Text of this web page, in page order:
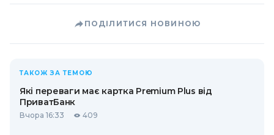
ПОДІЛИТИСЯ НОВИНОЮ
ТАКОЖ ЗА ТЕМОЮ
Які переваги має картка Premium Plus від
ПриватБанк
Вчора 16:33 409